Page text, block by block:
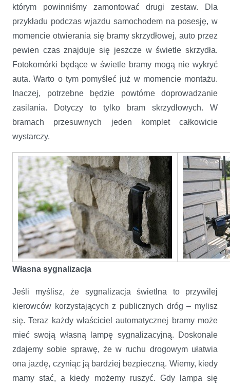
którym powinniśmy zamontować drugi zestaw. Dla
przykładu podczas wjazdu samochodem na posesję, w
momencie otwierania się bramy skrzydłowej, auto przez
pewien czas znajduje się jeszcze w świetle skrzydła.
Fotokomórki będące w świetle bramy mogą nie wykryć
auta. Warto o tym pomyśleć już w momencie montażu.
Inaczej, potrzebne będzie powtórne doprowadzanie
zasilania. Dotyczy to tylko bram skrzydłowych. W
bramach przesuwnych jeden komplet całkowicie
wystarczy.
Własna sygnalizacja
Jeśli myślisz, że sygnalizacja świetlna to przywilej
kierowców korzystających z publicznych dróg – mylisz
się. Teraz każdy właściciel automatycznej bramy może
mieć swoją własną lampę sygnalizacyjną. Doskonale
zdajemy sobie sprawę, że w ruchu drogowym ułatwia
ona jazdę, czyniąc ją bardziej bezpieczną. Wiemy, kiedy
mamy stać, a kiedy możemy ruszyć. Gdy lampa się